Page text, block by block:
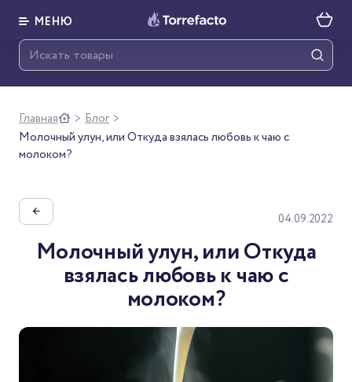
МЕНЮ
Главная > Блог >
Молочный улун, или Откуда взялась любовь к чаю с
молоком?
← 04.09.2022
Молочный улун, или Откуда
взялась любовь к чаю с
молоком?